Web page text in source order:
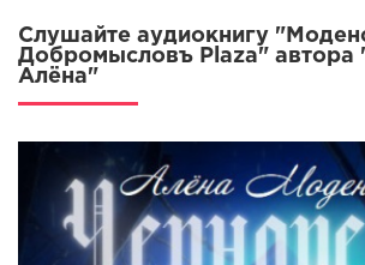
Слушайте аудиокнигу
Добромысловъ Plaza" автора
Алёна"